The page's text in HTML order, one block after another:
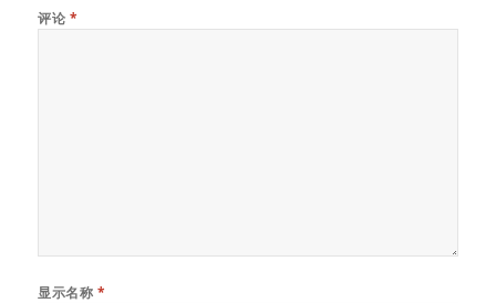
评论 *
显示名称 *